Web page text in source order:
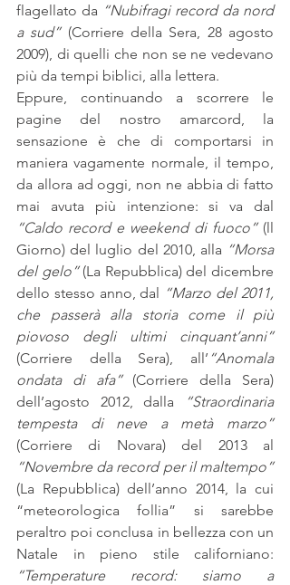
flagellato da “Nubifragi record da nord
a sud” (Corriere della Sera, 28 agosto
2009), di quelli che non se ne vedevano
più da tempi biblici, alla lettera.
Eppure, continuando a scorrere le
pagine del nostro amarcord, la
sensazione è che di comportarsi in
maniera vagamente normale, il tempo,
da allora ad oggi, non ne abbia di fatto
“Caldo record e weekend di fuoco” (ll
Giorno) del luglio del 2010, alla “Morsa
del gelo” (La Repubblica) del dicembre
dello stesso anno, dal “Marzo del 2011,
che passerà alla storia come il più
piovoso degli ultimi cinquant’anni”
(Corriere della Sera), all’ “Anomala
ondata di afa” (Corriere della Sera)
dell’agosto 2012, dalla
“Straordinaria
tempesta di neve a metà marzo”
“Novembre da record per il maltempo”
(La Repubblica) dell’anno 2014, la cui
“meteorologica follia” si sarebbe
peraltro poi conclusa in bellezza con un
Natale in pieno stile californiano:
“Temperature record: siamo a